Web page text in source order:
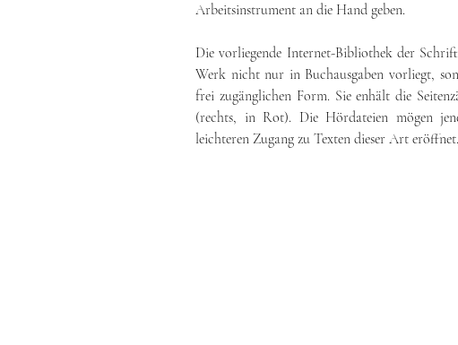
Arbeitsinstrument an die Hand geben.
Die vorliegende Internet-Bibliothek der
Werk nicht nur in Buchausgaben vorliegt,
frei zugänglichen Form. Sie enhält die
(rechts, in Rot). Die Hördateien mögen
leichteren Zugang zu Texten dieser Art eröffnet.